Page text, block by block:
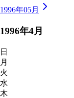
1996年05月
1996年4月
日
月
火
水
木